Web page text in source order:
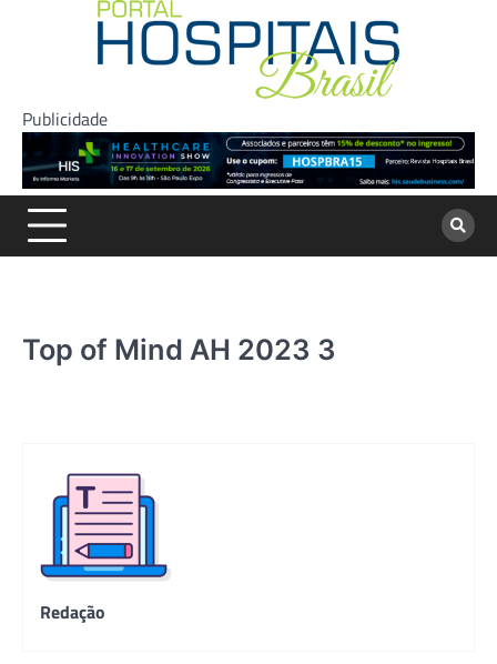
Publicidade
Top of Mind AH 2023 3
Redação